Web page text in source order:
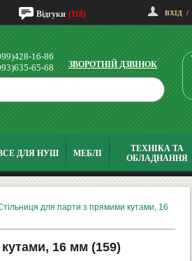
Відгуки (118) ВХІД /
16-86
65-68
ЗВОРОТНІЙ ДЗВІНОК
ДЛЯ НУШ МЕБЛІ
ТЕХНІКА ТА
ОБЛАДНАННЯ
для парти з прямими кутами, 16
16 мм (159)